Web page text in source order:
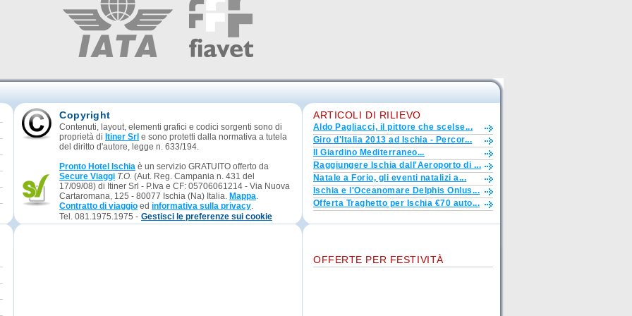
Copyright
Contenuti, layout, elementi grafici e codici sorgenti sono di
proprietà di Itiner Srl e sono protetti dalla normativa a tutela
del diritto d'autore, legge n. 633/194.
Pronto Hotel Ischia è un servizio GRATUITO offerto da
Secure Viaggi T.O. (Aut. Reg. Campania n. 431 del
17/09/08) di Itiner Srl - P.Iva e CF: 05706061214 - Via Nuova
Cartaromana, 125 - 80077 Ischia (Na) Italia. Mappa.
Contratto di viaggio ed informativa sulla privacy.
Tel. 081.1975.1975 - Gestisci le preferenze sui cookie
ARTICOLI DI RILIEVO
Aldo Pagliacci, il pittore che scelse...
Giro d'Italia 2013 ad Ischia - Percor...
Il Giardino Mediterraneo...
Raggiungere Ischia dall'Aeroporto di ...
Natale a Forio, gli eventi natalizi a...
Ischia e l'Oceanomare Delphis Onlus...
Offerta Traghetto per Ischia €70 auto...
OFFERTE PER FESTIVITÀ